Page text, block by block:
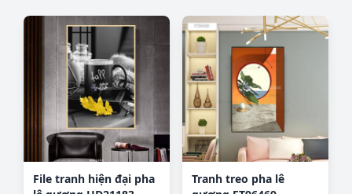
File tranh hiện đại pha
Tranh treo pha lê